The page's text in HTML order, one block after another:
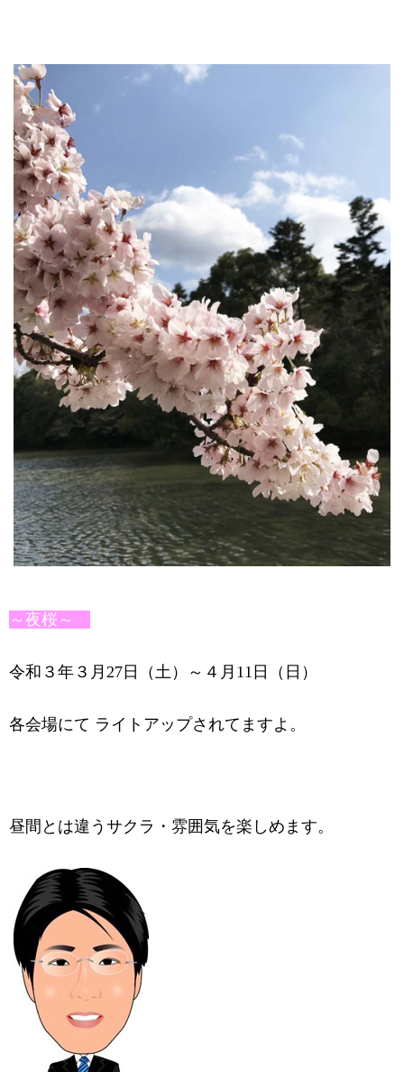
～夜桜～
令和３年３月 27 日（土）～４月 11 日（日）
各会場にて ライトアップされてますよ。
昼間とは違うサクラ・雰囲気を楽しめます。